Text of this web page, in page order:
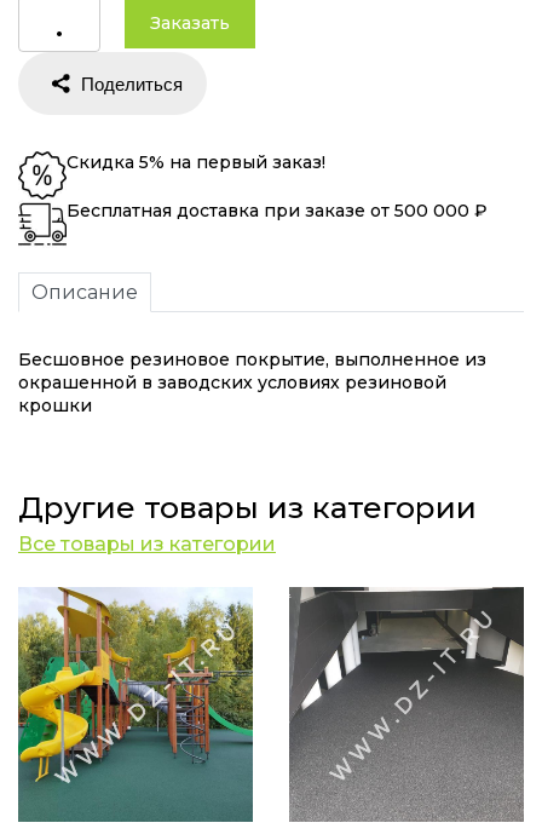
. Заказать
Скидка 5% на первый заказ!
Бесплатная доставка при заказе от 500 000 ₽
Описание
Бесшовное резиновое покрытие, выполненное из
окрашенной в заводских условиях резиновой
крошки
Другие товары из категории
Все товары из категории